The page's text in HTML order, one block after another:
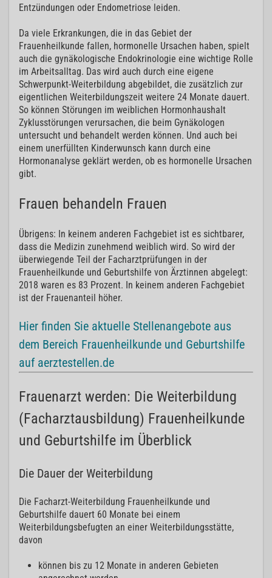
Entzündungen oder Endometriose leiden.
Da viele Erkrankungen, die in das Gebiet der
Frauenheilkunde fallen, hormonelle Ursachen haben, spielt
auch die gynäkologische Endokrinologie eine wichtige Rolle
im Arbeitsalltag. Das wird auch durch eine eigene
Schwerpunkt-Weiterbildung abgebildet, die zusätzlich zur
eigentlichen Weiterbildungszeit weitere 24 Monate dauert.
So können Störungen im weiblichen Hormonhaushalt
Zyklusstörungen verursachen, die beim Gynäkologen
untersucht und behandelt werden können. Und auch bei
einem unerfüllten Kinderwunsch kann durch eine
Hormonanalyse geklärt werden, ob es hormonelle Ursachen
gibt.
Frauen behandeln Frauen
Übrigens: In keinem anderen Fachgebiet ist es sichtbarer,
dass die Medizin zunehmend weiblich wird. So wird der
überwiegende Teil der Facharztprüfungen in der
Frauenheilkunde und Geburtshilfe von Ärztinnen abgelegt:
2018 waren es 83 Prozent. In keinem anderen Fachgebiet
ist der Frauenanteil höher.
Hier finden Sie aktuelle Stellenangebote aus
dem Bereich Frauenheilkunde und Geburtshilfe
auf aerztestellen.de
Frauenarzt werden: Die Weiterbildung
(Facharztausbildung) Frauenheilkunde
und Geburtshilfe im Überblick
Die Dauer der Weiterbildung
Die Facharzt-Weiterbildung Frauenheilkunde und
Geburtshilfe dauert 60 Monate bei einem
Weiterbildungsbefugten an einer Weiterbildungsstätte,
davon
können bis zu 12 Monate in anderen Gebieten